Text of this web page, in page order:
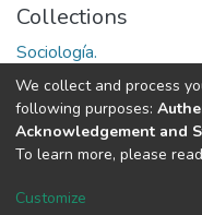
Collections
Sociología.
Full item page
DSpace software
Cookie
We collect and process
following purposes:
Acknowledgement and
To learn more, please
Customize